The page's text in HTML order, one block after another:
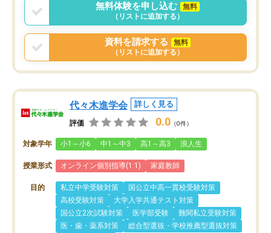
無料体験を申し込む
無料
（リストに追加する）
資料を請求する
無料
（リストに追加する）
代々木進学会 詳しく見る
評価 0.0 （0件）
対象学年 小1～小6 中1～中3 高1～高3 浪人生
授業形式 オンライン個別指導(1:1) 家庭教師
目的 私立中学受験対策
国公立中高一貫校受験対策
高校受験対策
大学入学共通テスト対策
国公立2次試験対策
医学部受験
難関私立受験対策
医・歯・薬系対策
総合型選抜・学校推薦型選抜対策